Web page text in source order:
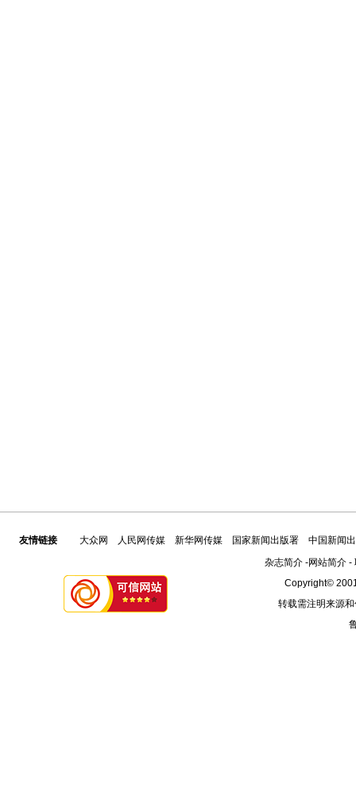
友情链接 大众网 人民网传媒 新华网传媒 国家新闻出版署
中国新闻
杂志简介-网站简介-
Copyright©
转载需注明来源